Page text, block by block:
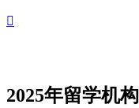

2025年留学机